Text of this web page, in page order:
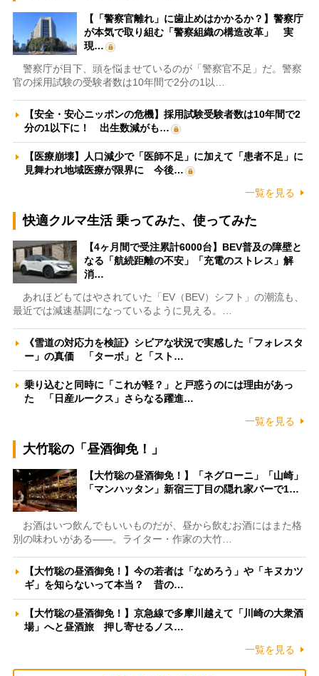
【「警察官離れ」に歯止めはかかるか？】警察庁
が本気で取り組む「警察組織の構造改革」 実
現…
警察庁が目下、頭を悩ませているのが「警察官不足」だ。警察
官の採用試験の受験者数は10年間で2分の1以…
【安全・安心ニッポンの危機】採用試験受験者数は10年間で2
分の1以下に！ 出生数減がも…
【医療崩壊】人口減少で「医師不足」に加えて「患者不足」に
見舞われ地域医療が限界に 今後…
一覧を見る
快適クルマ生活 乗ってみた、使ってみた
【4ヶ月間で受注累計6000台】BEV普及の障壁と
なる「航続距離の不安」「充電のストレス」解
消…
あれほどもてはやされていた「EV（BEV）シフト」の潮流も、
最近では減速基調になっているように見える。…
《雪道の対応力を検証》シビアな状況で実感した「フォレスタ
ー」の真価 「ターボ」と「スト…
乗り込むと同時に「これが軽？」と戸惑うのには理由があっ
た 「日産ルークス」さらなる躍進…
一覧を見る
大竹聡の「昼酒御免！」
【大竹聡の昼酒御免！】「ネグローニ」「山崎」
「マンハッタン」新宿三丁目の隠れ家バーで1…
お酒はいつ飲んでもいいものだが、昼から飲むお酒にはまた格
別の味わいがある――。ライター・作家の大竹…
【大竹聡の昼酒御免！】今の若者は「なめろう」や「キヌカツ
ギ」を知らないって本当？ 昔の…
【大竹聡の昼酒御免！】京急線で多摩川越えて「川崎の大衆酒
場」へと昼酒旅 押し寄せるノス…
一覧を見る